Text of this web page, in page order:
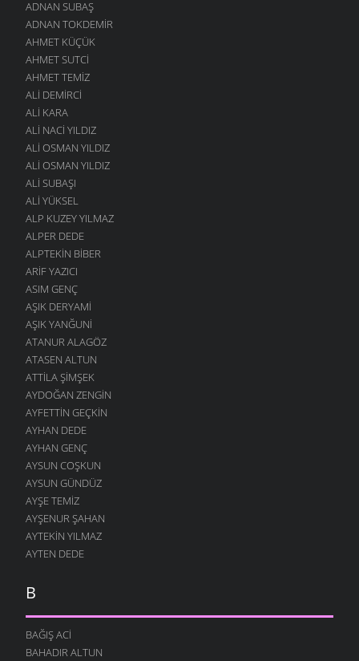
ADNAN SUBAŞ
ADNAN TOKDEMIR
AHMET KÜÇÜK
AHMET SUTCI
AHMET TEMIZ
ALI DEMIRCI
ALI KARA
ALI NACI YILDIZ
ALI OSMAN YILDIZ
ALI OSMAN YILDIZ
ALI SUBAŞI
ALI YÜKSEL
ALP KUZEY YILMAZ
ALPER DEDE
ALPTEKIN BIBER
ARIF YAZICI
ASIM GENÇ
AŞIK DERYAMI
AŞIK YANĞUNI
ATANUR ALAGÖZ
ATASEN ALTUN
ATTILA ŞIMŞEK
AYDOĞAN ZENGIN
AYFETTIN GEÇKIN
AYHAN DEDE
AYHAN GENÇ
AYSUN COŞKUN
AYSUN GÜNDÜZ
AYŞE TEMIZ
AYŞENUR ŞAHAN
AYTEKIN YILMAZ
AYTEN DEDE
B
BAĞIŞ ACI
BAHADIR ALTUN